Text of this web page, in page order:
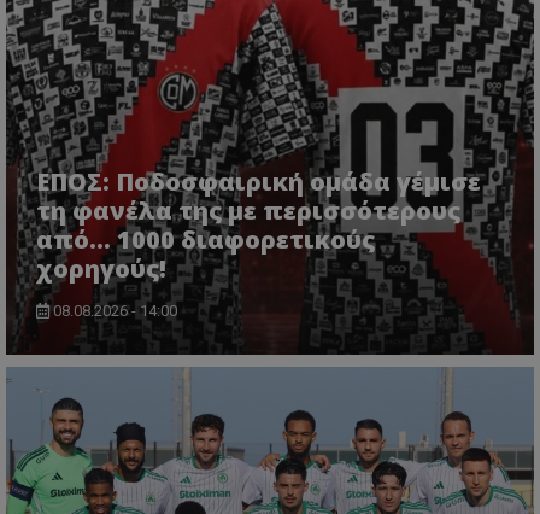
ΕΠΟΣ: Ποδοσφαιρική ομάδα γέμισε
τη φανέλα της με περισσότερους
από... 1000 διαφορετικούς
χορηγούς!
08.08.2026 - 14:00